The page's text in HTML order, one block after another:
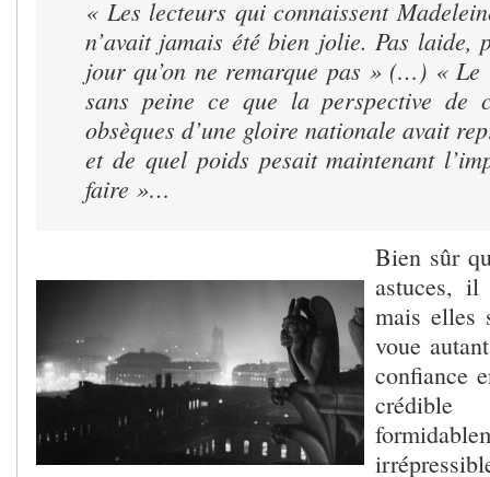
« Les lecteurs qui connaissent
n’avait jamais été bien jolie. Pas laide,
jour qu’on ne remarque pas » (…) « Le
sans peine ce que la perspective de
obsèques d’une gloire nationale avait
et de quel poids pesait maintenant
faire »…
Bien sûr
astuces, il
mais elles
voue
confiance